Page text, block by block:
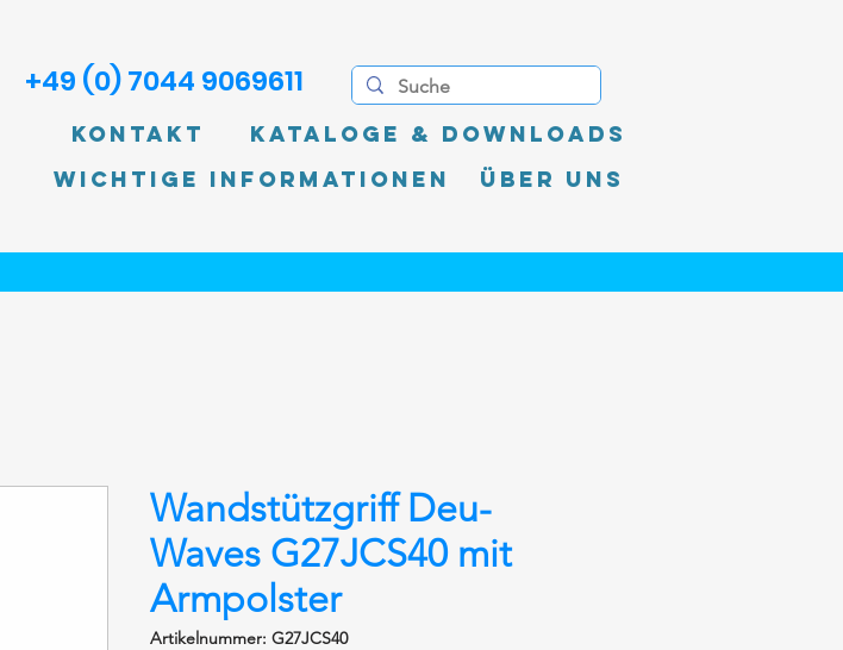
+49 (0) 7044 9069611
Kontakt
Kataloge & Downloads
Wichtige Informationen
Über uns
Wandstützgriff Deu-
Waves G27JCS40 mit
Armpolster
Artikelnummer: G27JCS40